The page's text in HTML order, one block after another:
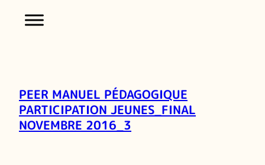
PEER MANUEL PÉDAGOGIQUE
PARTICIPATION JEUNES_FINAL
NOVEMBRE 2016_3